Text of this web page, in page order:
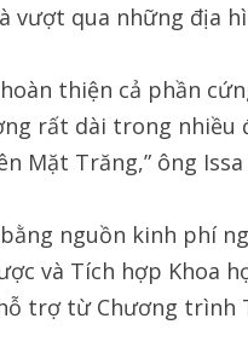
vượt qua những địa
thiện cả phần
rất dài trong nhiều
Trăng,” ông Issa
nguồn kinh phí
và Tích hợp Khoa
trợ từ Chương trình